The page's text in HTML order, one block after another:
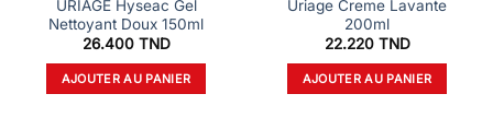
URIAGE Hyseac Gel
Nettoyant Doux 150ml
26.400 TND
AJOUTER AU PANIER
Uriage Creme Lavante
200ml
22.220 TND
AJOUTER AU PANIER